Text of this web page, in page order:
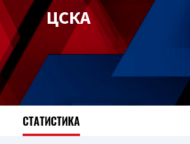
ЦСКА
СТАТИСТИКА